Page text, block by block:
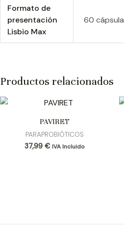
Formato de
presentación
Lisbio Max
60
Productos relacionados
PAVIRET
PARAPROBIÓTICOS
37,99€ IVA Incluido